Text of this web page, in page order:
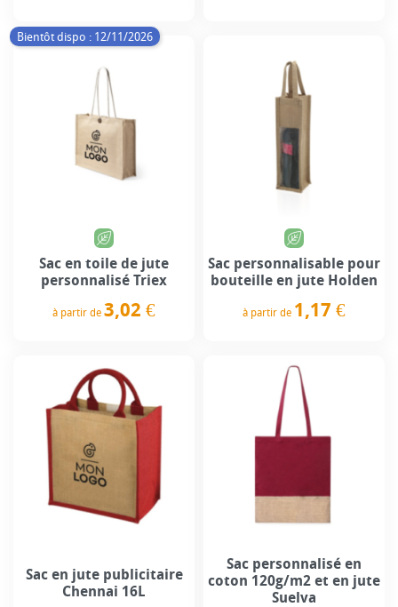
Bientôt dispo : 12/11/2026
Sac en toile de jute
personnalisé Triex
à partir de 3,02 €
Sac personnalisable pour
bouteille en jute Holden
à partir de 1,17 €
Sac en jute publicitaire
Chennai 16L
Sac personnalisé en
coton 120g/m2 et en jute
Suelva